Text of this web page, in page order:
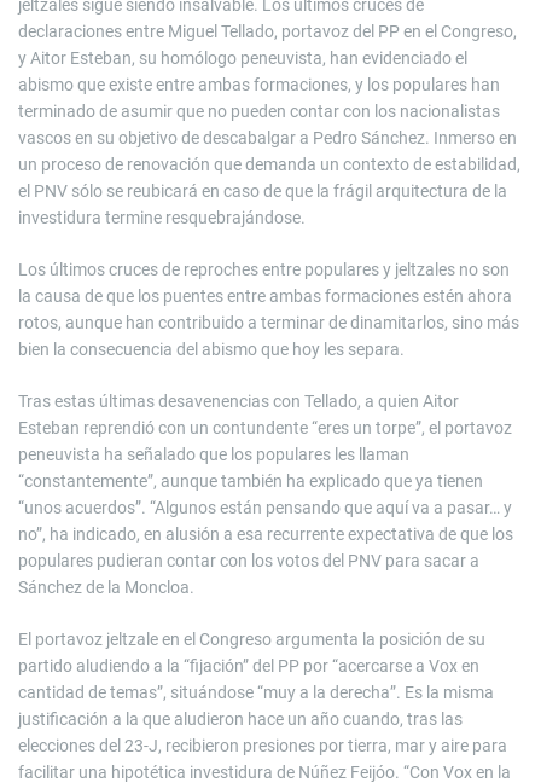
jeltzales sigue siendo insalvable. Los últimos cruces de
declaraciones entre Miguel Tellado, portavoz del PP en el Congreso,
y Aitor Esteban, su homólogo peneuvista, han evidenciado el
abismo que existe entre ambas formaciones, y los populares han
terminado de asumir que no pueden contar con los nacionalistas
vascos en su objetivo de descabalgar a Pedro Sánchez. Inmerso en
un proceso de renovación que demanda un contexto de estabilidad,
el PNV sólo se reubicará en caso de que la frágil arquitectura de la
investidura termine resquebrajándose.
Los últimos cruces de reproches entre populares y jeltzales no son
la causa de que los puentes entre ambas formaciones estén ahora
rotos, aunque han contribuido a terminar de dinamitarlos, sino más
bien la consecuencia del abismo que hoy les separa.
Tras estas últimas desavenencias con Tellado, a quien Aitor
Esteban reprendió con un contundente “eres un torpe”, el portavoz
peneuvista ha señalado que los populares les llaman
“constantemente”, aunque también ha explicado que ya tienen
“unos acuerdos”. “Algunos están pensando que aquí va a pasar… y
no”, ha indicado, en alusión a esa recurrente expectativa de que los
populares pudieran contar con los votos del PNV para sacar a
Sánchez de la Moncloa.
El portavoz jeltzale en el Congreso argumenta la posición de su
partido aludiendo a la “fijación” del PP por “acercarse a Vox en
cantidad de temas”, situándose “muy a la derecha”. Es la misma
justificación a la que aludieron hace un año cuando, tras las
elecciones del 23-J, recibieron presiones por tierra, mar y aire para
facilitar una hipotética investidura de Núñez Feijóo. “Con Vox en la